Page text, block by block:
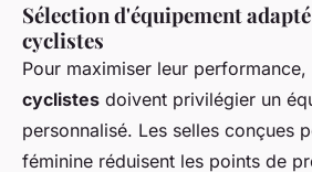
Sélection d'équipement
cyclistes
Pour maximiser leur performance,
cyclistes doivent privilégier un
personnalisé. Les selles conçues
féminine réduisent les points de